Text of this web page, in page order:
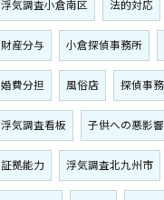
浮気調査小倉南区 法的対応
財産分与 小倉探偵事務所
婚費分担 風俗店 探偵事
浮気調査看板 子供への悪影響
証拠能力 浮気調査北九州市